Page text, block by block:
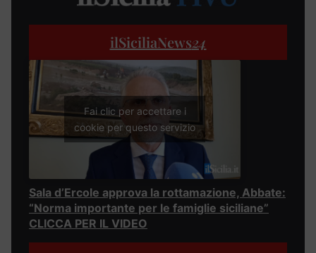
ilSiciliaNews24
Fai clic per accettare i
cookie per questo servizio
Sala d’Ercole approva la rottamazione, Abbate:
“Norma importante per le famiglie siciliane”
CLICCA PER IL VIDEO